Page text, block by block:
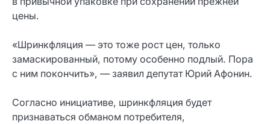
цены.
«Шринкфляция — это тоже рост цен, только
замаскированный, потому особенно подлый. Пора
с ним покончить», — заявил депутат Юрий Афонин.
Согласно инициативе, шринкфляция будет
признаваться обманом потребителя,